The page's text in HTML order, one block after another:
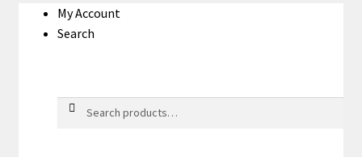
My Account
Search
Search
Search